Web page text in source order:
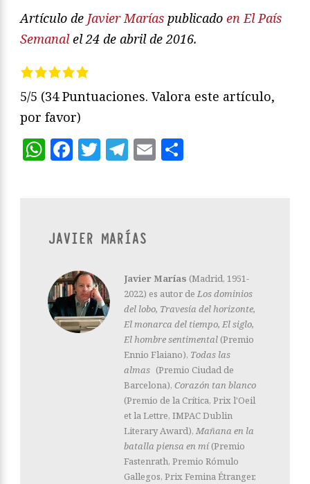
Artículo de Javier Marías publicado en El País
Semanalel 24 de abril de 2016.
5/5 (34 Puntuaciones. Valora este artículo,
por favor)
WhatsApp
Facebook
Twitter
Telegram
Email
JAVIER MARÍAS
Javier Marías (Madrid, 1951-
2022) es autor de Los dominios
del lobo, Travesía del horizonte,
El monarca del tiempo, El siglo,
El hombre sentimental (Premio
Ennio Flaiano), Todas las
almas (Premio Ciudad de
Barcelona), Corazón tan blanco
(Premio de la Crítica, Prix l'Oeil
et la Lettre, IMPAC Dublin
Literary Award), Mañana en la
batalla piensa en mí(Premio
Fastenrath, Premio Rómulo
Gallegos, Prix Femina Étranger,